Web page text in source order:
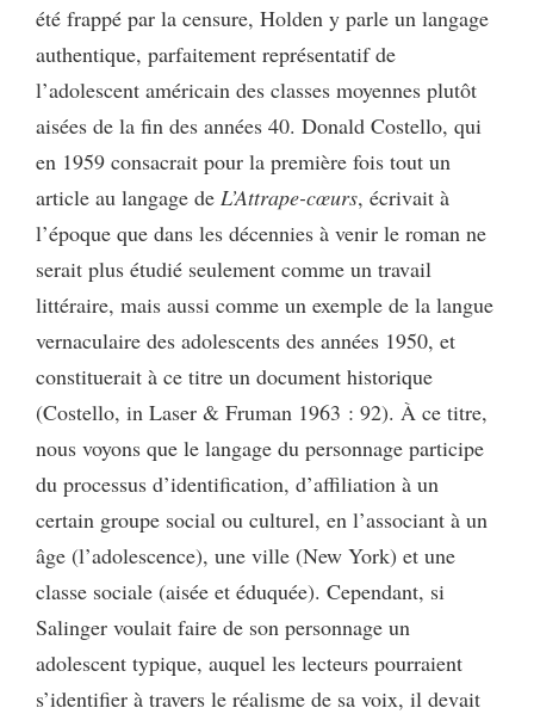
été frappé par la censure, Holden y parle un langage
authentique, parfaitement représentatif de
l’adolescent américain des classes moyennes plutôt
aisées de la fin des années 40. Donald Costello, qui
en 1959 consacrait pour la première fois tout un
article au langage de L’Attrape-cœurs, écrivait à
l’époque que dans les décennies à venir le roman ne
serait plus étudié seulement comme un travail
littéraire, mais aussi comme un exemple de la langue
vernaculaire des adolescents des années 1950, et
constituerait à ce titre un document historique
(Costello, in Laser & Fruman 1963 : 92). À ce titre,
nous voyons que le langage du personnage participe
du processus d’identification, d’affiliation à un
certain groupe social ou culturel, en l’associant à un
âge (l’adolescence), une ville (New York) et une
classe sociale (aisée et éduquée). Cependant, si
Salinger voulait faire de son personnage un
adolescent typique, auquel les lecteurs pourraient
s’identifier à travers le réalisme de sa voix, il devait